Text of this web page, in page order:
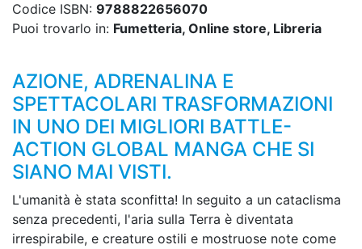
Codice ISBN: 9788822656070
Puoi trovarlo in: Fumetteria, Online store, Libreria
AZIONE, ADRENALINA E
SPETTACOLARI TRASFORMAZIONI
IN UNO DEI MIGLIORI BATTLE-
ACTION GLOBAL MANGA CHE SI
SIANO MAI VISTI.
L'umanità è stata sconfitta! In seguito a un cataclisma
senza precedenti, l'aria sulla Terra è diventata
irrespirabile, e creature ostili e mostruose note come